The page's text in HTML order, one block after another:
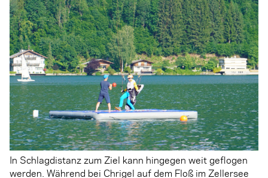
In Schlagdistanz zum Ziel kann hingegen weit geflogen
werden. Während bei Chrigel auf dem Floß im Zellersee